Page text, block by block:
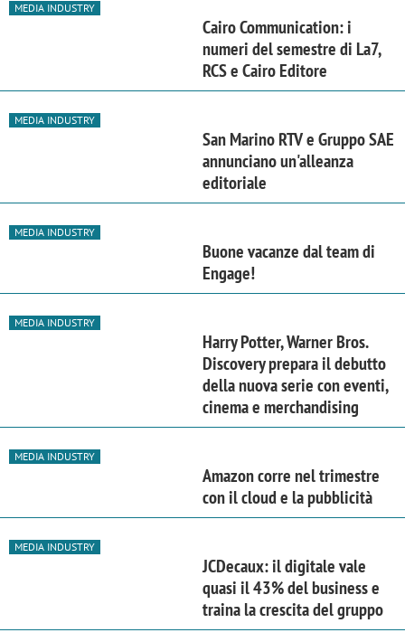
MEDIA INDUSTRY
Cairo Communication: i
numeri del semestre di La7,
RCS e Cairo Editore
MEDIA INDUSTRY
San Marino RTV e Gruppo SAE
annunciano un'alleanza
editoriale
MEDIA INDUSTRY
Buone vacanze dal team di
Engage!
MEDIA INDUSTRY
Harry Potter, Warner Bros.
Discovery prepara il debutto
della nuova serie con eventi,
cinema e merchandising
MEDIA INDUSTRY
Amazon corre nel trimestre
con il cloud e la pubblicità
MEDIA INDUSTRY
JCDecaux: il digitale vale
quasi il 43% del business e
traina la crescita del gruppo